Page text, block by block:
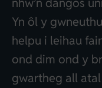
Yn ôl y
helpu i leihau
ond dim ond y
gwartheg all